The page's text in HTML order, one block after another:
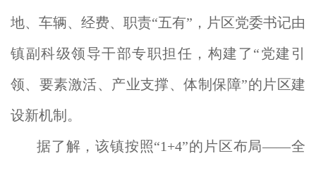
地、车辆、经费、职责“五有”，片区党委书记由
镇副科级领导干部专职担任，构建了“党建引
领、要素激活、产业支撑、体制保障”的片区建
设新机制。
据了解，该镇按照“1+4”的片区布局——全